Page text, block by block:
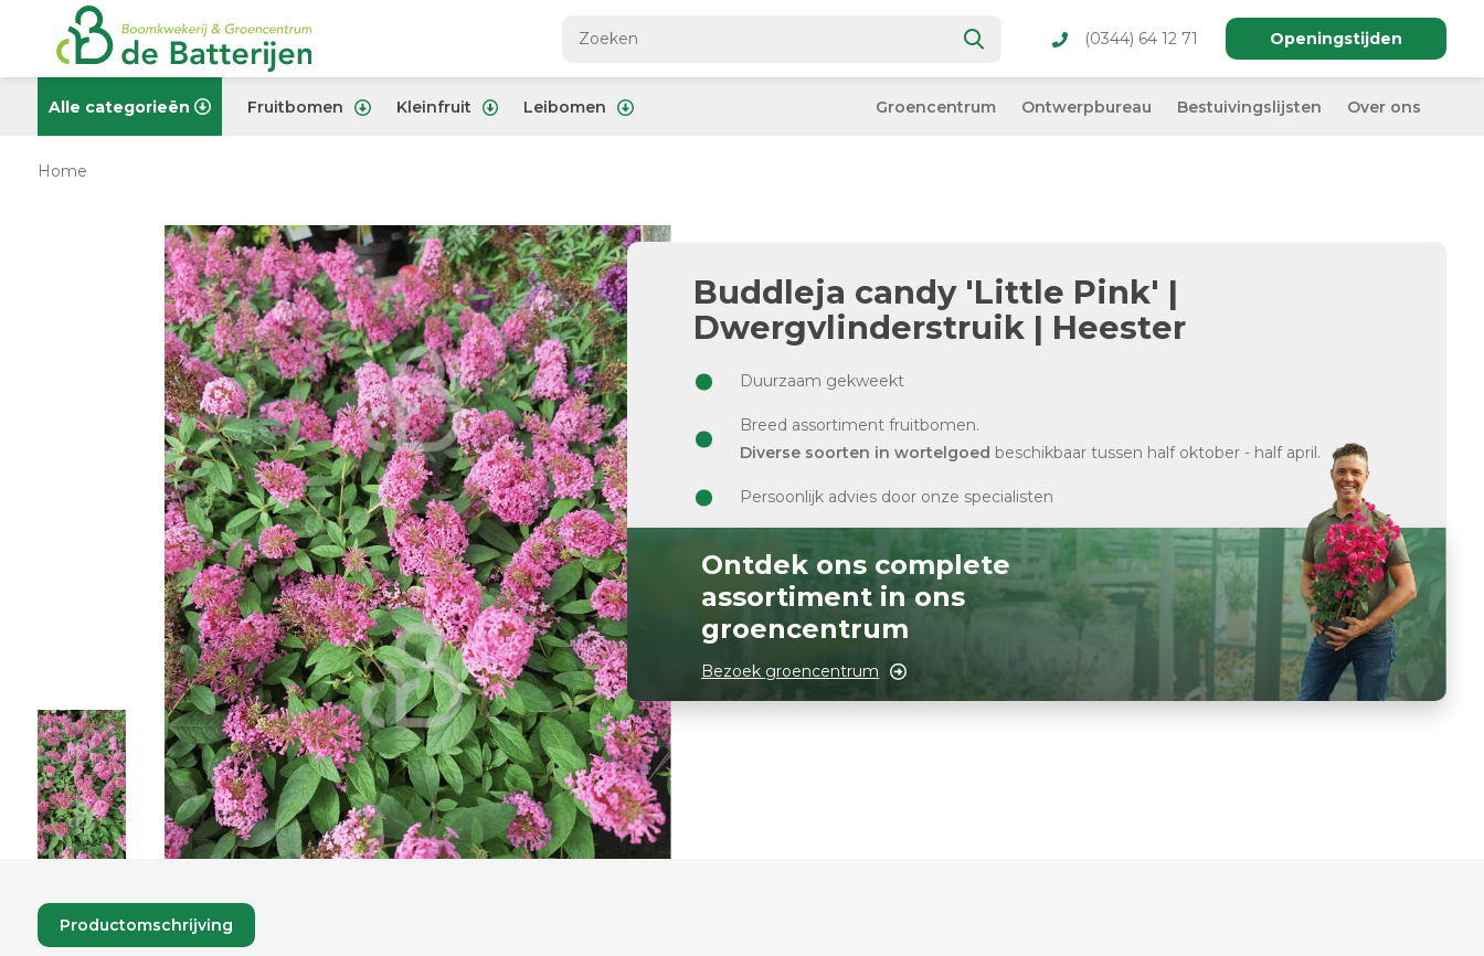
(0344) 64 12 71 Openingstijden
Alle categorieën Fruitbomen Kleinfruit Leibomen Groencentrum Ontwerpbureau Bestuivingslijsten Over ons
Home
Buddleja candy 'Little Pink' |
Dwergvlinderstruik | Heester
Duurzaam gekweekt
Breed assortiment fruitbomen.
Diverse soorten in wortelgoed beschikbaar tussen half oktober - half april.
Persoonlijk advies door onze specialisten
Ontdek ons complete
assortiment in ons
groencentrum
Bezoek groencentrum
Productomschrijving